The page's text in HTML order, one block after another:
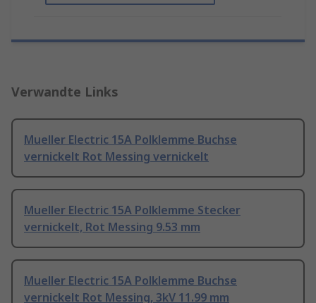
Verwandte Links
Mueller Electric 15A Polklemme Buchse
vernickelt Rot Messing vernickelt
Mueller Electric 15A Polklemme Stecker
vernickelt, Rot Messing 9.53 mm
Mueller Electric 15A Polklemme Buchse
vernickelt Rot Messing, 3kV 11.99 mm